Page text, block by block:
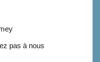
pas à nous